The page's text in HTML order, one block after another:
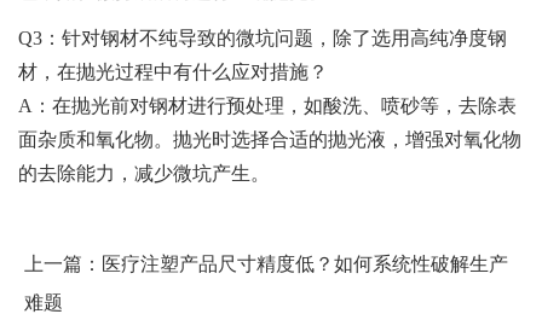
Q3：针对钢材不纯导致的微坑问题，除了选用高纯净度钢
材，在抛光过程中有什么应对措施？
A：在抛光前对钢材进行预处理，如酸洗、喷砂等，去除表
面杂质和氧化物。抛光时选择合适的抛光液，增强对氧化物
的去除能力，减少微坑产生。
上一篇： 医疗注塑产品尺寸精度低？如何系统性破解生产
难题